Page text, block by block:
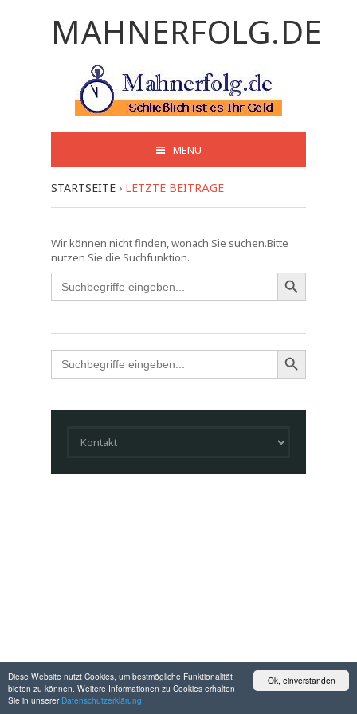
Ok, einverstanden
Diese Website nutzt Cookies, um bestmögliche Funktionalität
bieten zu können. Weitere Informationen zu Cookies erhalten
Sie in unserer Datenschutzerklärung.
MAHNERFOLG.DE
MENU
STARTSEITE › LETZTE BEITRÄGE
Wir können nicht finden, wonach Sie suchen.Bitte
nutzen Sie die Suchfunktion.
Search
for:
Search
for: